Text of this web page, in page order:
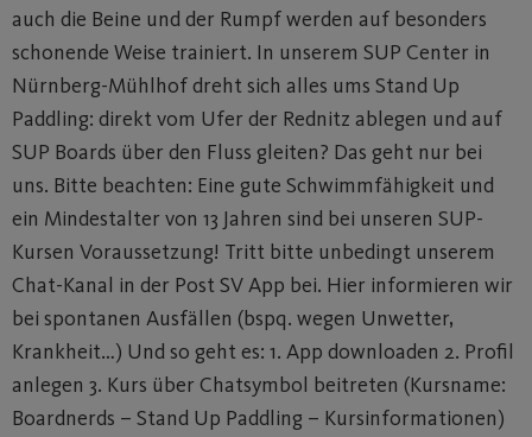
auch die Beine und der Rumpf werden auf besonders
schonende Weise trainiert. In unserem SUP Center in
Nürnberg-Mühlhof dreht sich alles ums Stand Up
Paddling: direkt vom Ufer der Rednitz ablegen und auf
SUP Boards über den Fluss gleiten? Das geht nur bei
uns. Bitte beachten: Eine gute Schwimmfähigkeit und
ein Mindestalter von 13 Jahren sind bei unseren SUP-
Kursen Voraussetzung! Tritt bitte unbedingt unserem
Chat-Kanal in der Post SV App bei. Hier informieren wir
bei spontanen Ausfällen (bspq. wegen Unwetter,
Krankheit…) Und so geht es: 1. App downloaden 2. Profil
anlegen 3. Kurs über Chatsymbol beitreten (Kursname:
Boardnerds – Stand Up Paddling – Kursinformationen)